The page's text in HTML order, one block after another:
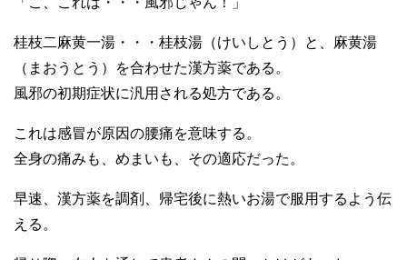
桂枝二麻黄一湯・・・桂枝湯（けいしとう）と、麻黄湯
（まおうとう）を合わせた漢方薬である。
風邪の初期症状に汎用される処方である。
これは感冒が原因の腰痛を意味する。
全身の痛みも、めまいも、その適応だった。
早速、漢方薬を調剤、帰宅後に熱いお湯で服用するよう伝
える。